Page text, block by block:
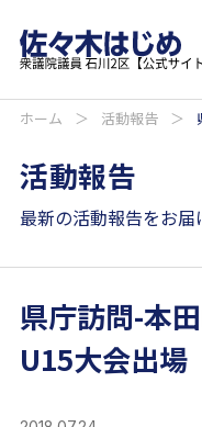
ホーム ＞ 活動報告 ＞
活動報告
最新の活動報告をお届
県庁訪問-本
U15大会出場